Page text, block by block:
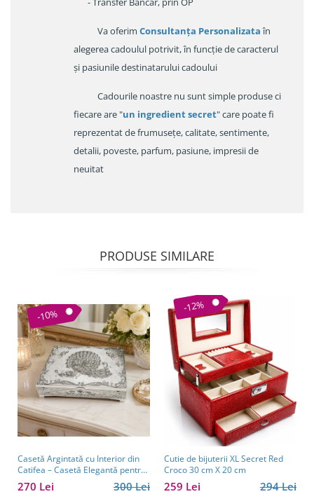
Va oferim Consultanța Personalizataîn
alegerea cadoulul potrivit, în funcție de caracterul
și pasiunile destinatarului cadoului
Cadourile noastre nu sunt simple produse ci
fiecare are "un ingredient secret" care poate fi
reprezentat de frumusețe, calitate, sentimente,
detalii, poveste, parfum, pasiune, impresii de
neuitat
PRODUSE SIMILARE
-10%
Casetă Argintată cu Interior din
Catifea – Casetă Elegantă pentru
Bijuterii, Model cu Păun
300 Lei
270 Lei
-12%
Cutie de bijuterii XL Secret Red
Croco 30 cm X 20 cm
294 Lei
259 Lei